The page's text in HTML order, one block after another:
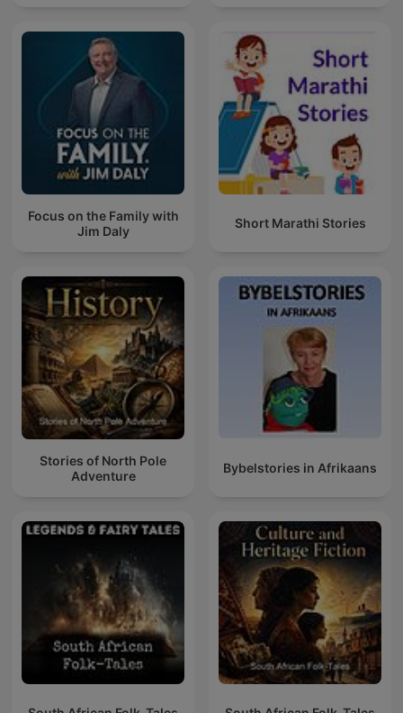
Focus on the Family with
Jim Daly
Short Marathi Stories
Stories of North Pole
Adventure
Bybelstories in Afrikaans